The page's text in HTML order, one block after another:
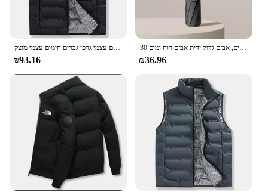
who demand both performance and durability.
גרפן חימום עצמי גרפן גברים חימום עצמי מוצק windstated wests מעמד קלאסי צווארון לעמוד
₪93.16
30 עצמות עמידות בפני רוח 105 ס "מ מחוזק מטריה קיפול אוטומטית לגברים, אבזם גדול ידית אבזם רוח ומים
₪36.96